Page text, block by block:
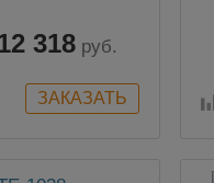
318 руб.